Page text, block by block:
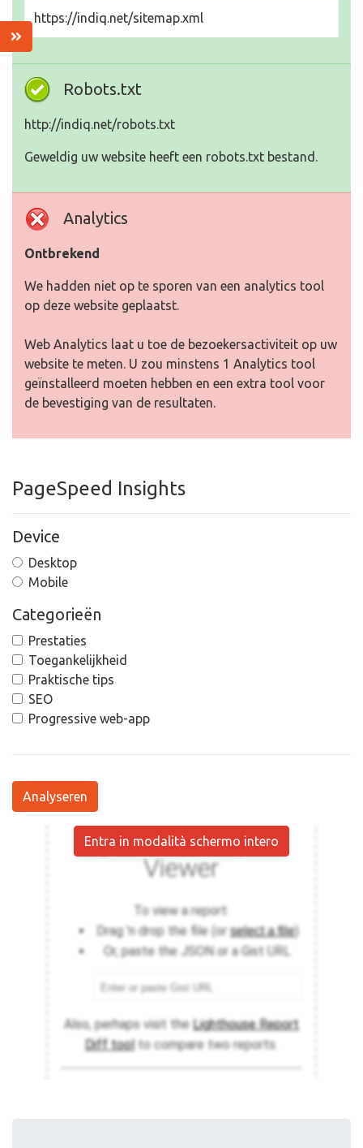
https://indiq.net/sitemap.xml
Robots.txt
http://indiq.net/robots.txt
Geweldig uw website heeft een robots.txt bestand.
Analytics
Ontbrekend
We hadden niet op te sporen van een analytics tool
op deze website geplaatst.
Web Analytics laat u toe de bezoekersactiviteit op uw
website te meten. U zou minstens 1 Analytics tool
geïnstalleerd moeten hebben en een extra tool voor
de bevestiging van de resultaten.
PageSpeed Insights
Device
Desktop
Mobile
Categorieën
Prestaties
Toegankelijkheid
Praktische tips
SEO
Progressive web-app
Analyseren
Entra in modalità schermo intero